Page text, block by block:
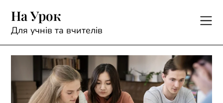
content
На Урок
Для учнів та вчителів